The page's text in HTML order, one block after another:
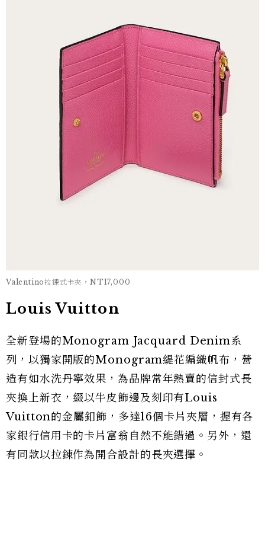
Valentino拉鍊式卡夾，NT17,000
Louis Vuitton
全新登場的Monogram Jacquard Denim系
列，以獨家開版的Monogram緹花編織帆布，營
造有如水洗丹寧效果，為品牌常年熱賣的信封式長
夾換上新衣，綴以牛皮飾邊及刻印有Louis
Vuitton的金屬釦飾，多達16個卡片夾層，握有各
家銀行信用卡的卡片富翁自然不能錯過。另外，還
有同款以拉鍊作為開合設計的長夾選擇。